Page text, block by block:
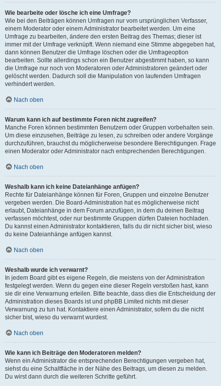
Wie bearbeite oder lösche ich eine Umfrage?
Wie bei den Beiträgen können Umfragen nur vom ursprünglichen Verfasser,
einem Moderator oder einem Administrator bearbeitet werden. Um eine
Umfrage zu bearbeiten, ändere den ersten Beitrag des Themas; dieser ist
immer mit der Umfrage verknüpft. Wenn niemand eine Stimme abgegeben hat,
dann können Benutzer die Umfrage löschen oder die Umfrageoption
bearbeiten. Sollte allerdings schon ein Benutzer abgestimmt haben, so kann
die Umfrage nur noch von Moderatoren oder Administratoren geändert oder
gelöscht werden. Dadurch soll die Manipulation von laufenden Umfragen
verhindert werden.
Nach oben
Warum kann ich auf bestimmte Foren nicht zugreifen?
Manche Foren können bestimmten Benutzern oder Gruppen vorbehalten sein.
Um diese einzusehen, Beiträge zu lesen, zu schreiben oder andere Vorgänge
durchzuführen, brauchst du möglicherweise besondere Berechtigungen. Frage
einen Moderator oder Administrator nach entsprechenden Berechtigungen.
Nach oben
Weshalb kann ich keine Dateianhänge anfügen?
Rechte für Dateianhänge können für Foren, Gruppen und einzelne Benutzer
vergeben werden. Die Board-Administration hat es möglicherweise nicht
erlaubt, Dateianhänge in dem Forum anzufügen, in dem du deinen Beitrag
verfassen möchtest, oder nur bestimmte Gruppen dürfen Dateien hochladen.
Du kannst einen Administrator kontaktieren, falls du dir nicht sicher bist, wieso
du keine Dateianhänge anfügen kannst.
Nach oben
Weshalb wurde ich verwarnt?
In jedem Board gibt es eigene Regeln, die meistens von der Administration
festgelegt werden. Wenn du gegen eine dieser Regeln verstoßen hast, kann
sie dir eine Verwarnung erteilen. Bitte beachte, dass dies die Entscheidung der
Administration dieses Boards ist und phpBB Limited nichts mit dieser
Verwarnung zu tun hat. Kontaktiere einen Administrator, sofern du die nicht
sicher bist, wieso du verwarnt wurdest.
Nach oben
Wie kann ich Beiträge den Moderatoren melden?
Wenn ein Administrator die entsprechenden Berechtigungen vergeben hat,
siehst du eine Schaltfläche in der Nähe des Beitrags, um diesen zu melden.
Du wirst dann durch die weiteren Schritte geführt.